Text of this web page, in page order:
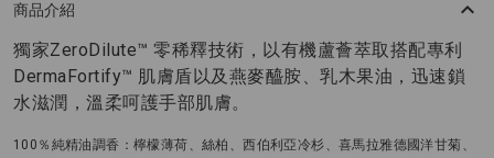
商品介紹
獨家ZeroDilute™ 零稀釋技術，以有機蘆薈萃取搭配專利
DermaFortify™ 肌膚盾以及燕麥醯胺、乳木果油，迅速鎖
水滋潤，溫柔呵護手部肌膚。
100％純精油調香：檸檬薄荷、絲柏、西伯利亞冷杉、喜馬拉雅德國洋甘菊、